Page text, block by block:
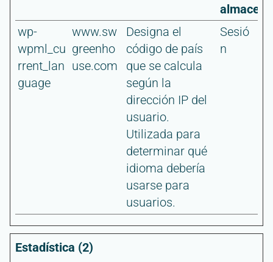
wp-
wpml_cu
rrent_lan
guage
www.sw
greenho
use.com
Designa el
código de país
que se calcula
según la
dirección IP del
usuario.
Utilizada para
determinar qué
idioma debería
usarse para
usuarios.
Sesió
n
Estadística (2)